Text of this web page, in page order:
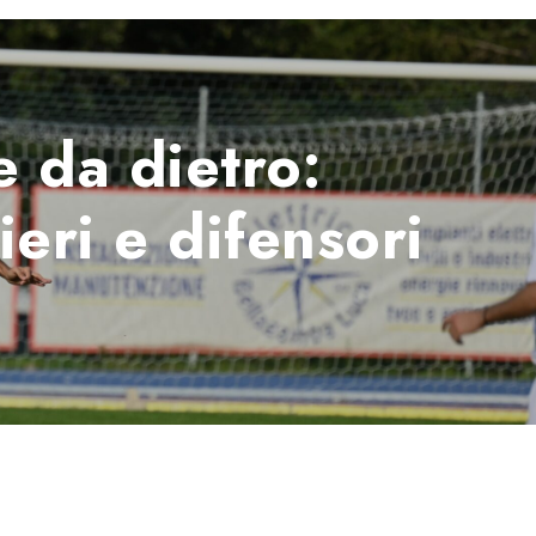
da dietro:
e difensori